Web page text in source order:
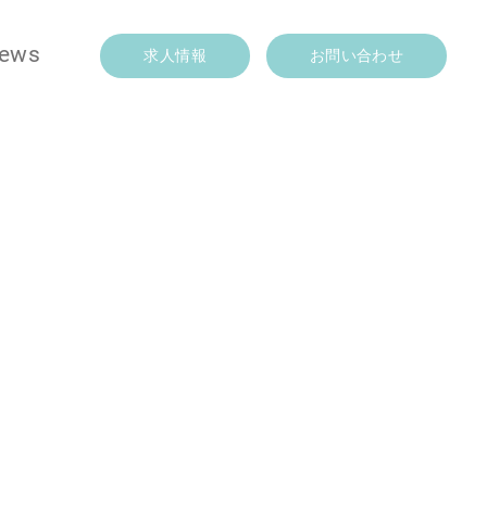
求人情報 お問い合わせ